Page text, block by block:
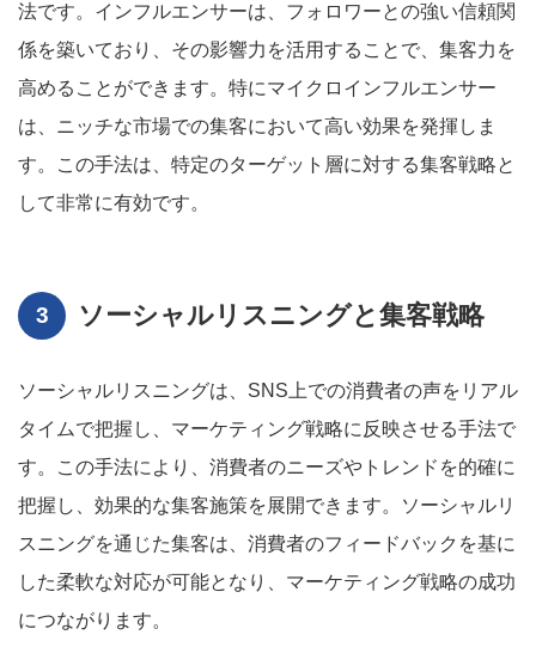
法です。インフルエンサーは、フォロワーとの強い信頼関
係を築いており、その影響力を活用することで、集客力を
高めることができます。特にマイクロインフルエンサー
は、ニッチな市場での集客において高い効果を発揮しま
す。この手法は、特定のターゲット層に対する集客戦略と
して非常に有効です。
ソーシャルリスニングと集客戦略
ソーシャルリスニングは、SNS上での消費者の声をリアル
タイムで把握し、マーケティング戦略に反映させる手法で
す。この手法により、消費者のニーズやトレンドを的確に
把握し、効果的な集客施策を展開できます。ソーシャルリ
スニングを通じた集客は、消費者のフィードバックを基に
した柔軟な対応が可能となり、マーケティング戦略の成功
につながります。